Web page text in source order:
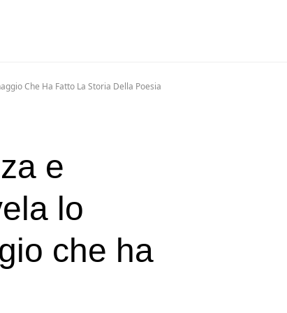
Che Ha Fatto La Storia Della Poesia
e
lo
che ha